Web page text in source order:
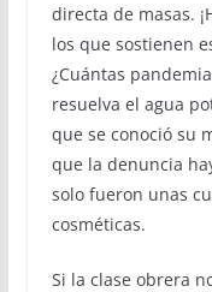
directa de masas.
los que sostienen
¿Cuántas
resuelva el agua
que se conoció su
que la denuncia
solo fueron unas
cosméticas.
Si la clase obrera